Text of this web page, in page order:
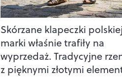
Skórzane klapeczki
marki właśnie trafiły na
wyprzedaż. Tradycyjne
z pięknymi złotymi